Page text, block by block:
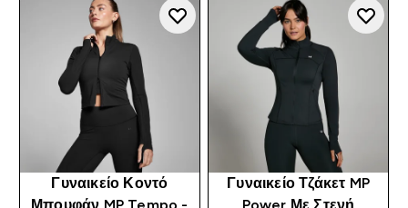
Γυναικείο Κοντό
Γυναικείο Τζάκετ MP